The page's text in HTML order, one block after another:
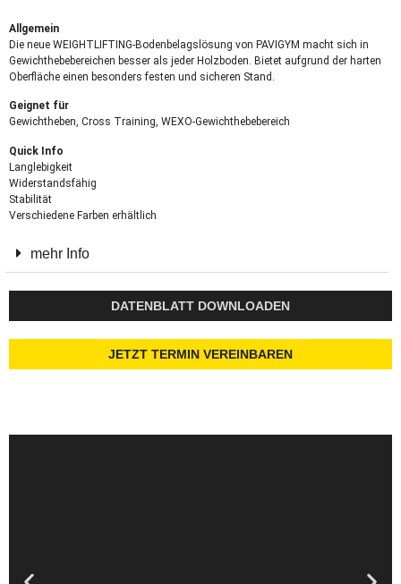
Allgemein
Die neue WEIGHTLIFTING-Bodenbelagslösung von PAVIGYM macht sich in
Gewichthebebereichen besser als jeder Holzboden. Bietet aufgrund der harten
Oberfläche einen besonders festen und sicheren Stand.
Geignet für
Gewichtheben, Cross Training, WEXO-Gewichthebebereich
Quick Info
Langlebigkeit
Widerstandsfähig
Stabilität
Verschiedene Farben erhältlich
mehr Info
DATENBLATT DOWNLOADEN
JETZT TERMIN VEREINBAREN